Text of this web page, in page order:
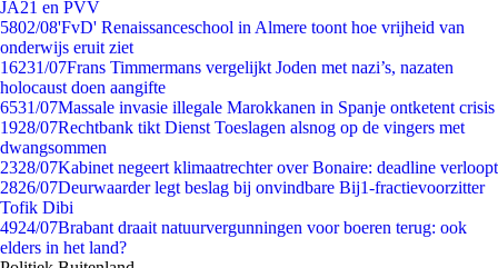
JA21 en PVV
5802/08'FvD' Renaissanceschool in Almere toont hoe vrijheid van
onderwijs eruit ziet
16231/07Frans Timmermans vergelijkt Joden met nazi’s, nazaten
holocaust doen aangifte
6531/07Massale invasie illegale Marokkanen in Spanje ontketent crisis
1928/07Rechtbank tikt Dienst Toeslagen alsnog op de vingers met
dwangsommen
2328/07Kabinet negeert klimaatrechter over Bonaire: deadline verloopt
2826/07Deurwaarder legt beslag bij onvindbare Bij1-fractievoorzitter
Tofik Dibi
4924/07Brabant draait natuurvergunningen voor boeren terug: ook
elders in het land?